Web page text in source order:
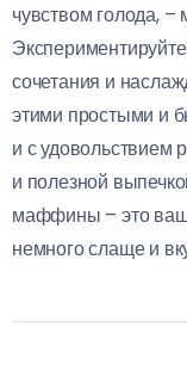
чувством голода,
сочетания и
этими простыми и
и с удовольствием
и полезной
маффины – это
немного слаще и